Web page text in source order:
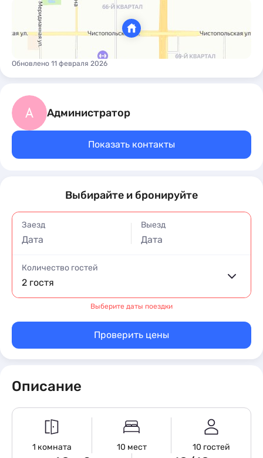
Обновлено 11 февраля 2026
А Администратор
Показать контакты
Выбирайте и бронируйте
Заезд
Дата
Выезд
Дата
Количество гостей
2 гостя
Выберите даты поездки
Проверить цены
Описание
1 комната 10 мест 10 гостей